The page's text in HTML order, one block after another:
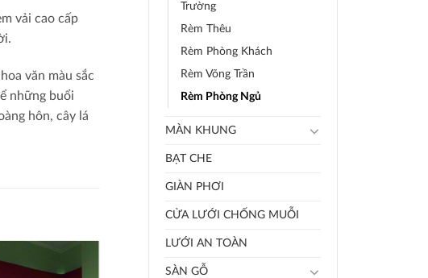
Trường
Rèm Thêu
Rèm Phòng Khách
Rèm Võng Trần
Rèm Phòng Ngủ
MÀN KHUNG
BẠT CHE
GIÀN PHƠI
CỬA LƯỚI CHỐNG MUỖI
LƯỚI AN TOÀN
SÀN GỖ
vải cao cấp
văn màu sắc
những buổi
hôn, cây lá